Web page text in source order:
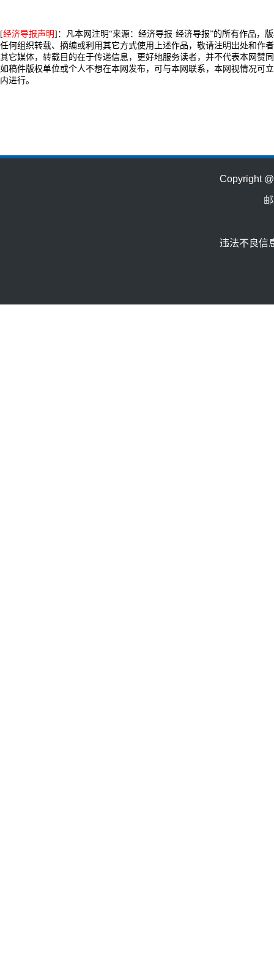
[经济导报声明]：凡本网注明“来源：经济导报·经济导报”的所有作品，
任何组织转载、摘编或利用其它方式使用上述作品，敬请注明出处和作
其它媒体，转载目的在于传递信息，更好地服务读者，并不代表本网赞
如稿件版权单位或个人不想在本网发布，可与本网联系，本网视情况可
内进行。
Copyright
违法不良信